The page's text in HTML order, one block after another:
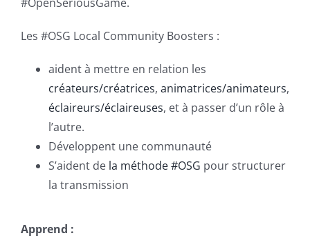
#OpenSeriousGame.
Les #OSG Local Community Boosters :
aident à mettre en relation les
créateurs/créatrices, animatrices/animateurs,
éclaireurs/éclaireuses, et à passer d’un rôle à
l’autre.
Développent une communauté
S’aident de la méthode #OSG pour structurer
la transmission
Apprend :